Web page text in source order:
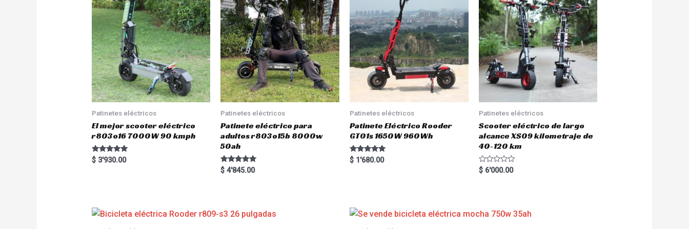
Patinetes eléctricos
El mejor scooter eléctrico
r803o16 7000W 90 kmph
Rated
5.00
$3'930.00
Patinetes eléctricos
Patinete eléctrico para
adultos r803o15b 8000w
50ah
Rated
5.00
$ 4'845.00
Patinetes eléctricos
Patinete Eléctrico Rooder
GT01s 1650W 960Wh
Rated
5.00
$ 1'680.00
Patinetes eléctricos
Scooter eléctrico de largo
alcance XS09 kilometraje de
40-120 km
R
a
o
u
$6'000.00